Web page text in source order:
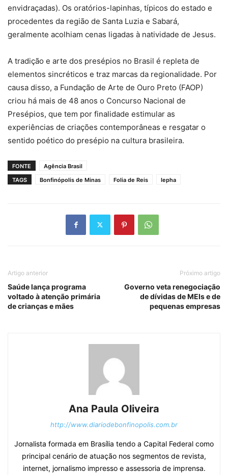
envidraçadas). Os oratórios-lapinhas, típicos do estado e
procedentes da região de Santa Luzia e Sabará,
geralmente acolhiam cenas ligadas à natividade de Jesus.
A tradição e arte dos presépios no Brasil é repleta de
elementos sincréticos e traz marcas da regionalidade. Por
causa disso, a Fundação de Arte de Ouro Preto (FAOP)
criou há mais de 48 anos o Concurso Nacional de
Presépios, que tem por finalidade estimular as
experiências de criações contemporâneas e resgatar o
sentido poético do presépio na cultura brasileira.
FONTE
Agência Brasil
TAGS
Bonfinópolis de Minas Folia de Reis Iepha
Artigo anterior
Saúde lança programa
voltado à atenção primária
de crianças e mães
Próximo artigo
Governo veta renegociação
de dívidas de MEIs e de
pequenas empresas
Ana Paula Oliveira
http://www.diariodebonfinopolis.com.br
Jornalista formada em Brasília tendo a Capital Federal como
principal cenário de atuação nos segmentos de revista,
internet, jornalismo impresso e assessoria de imprensa.